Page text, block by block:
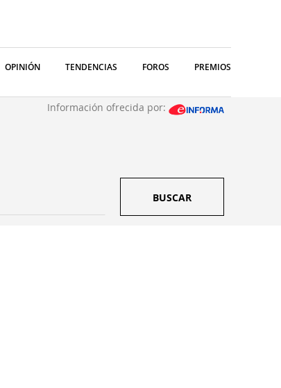
OPINIÓN TENDENCIAS FOROS PREMIOS
Información ofrecida por:
BUSCAR